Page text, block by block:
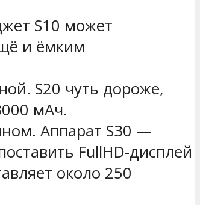
S10 может
и ёмким
S20 чуть дороже,
мАч.
Аппарат S30 —
FullHD-дисплей
около 250